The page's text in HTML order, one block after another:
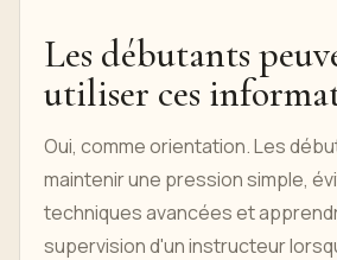
Les débutants
utiliser ces
Oui, comme orientation. Les
maintenir une pression simple,
techniques avancées et
supervision d'un instructeur